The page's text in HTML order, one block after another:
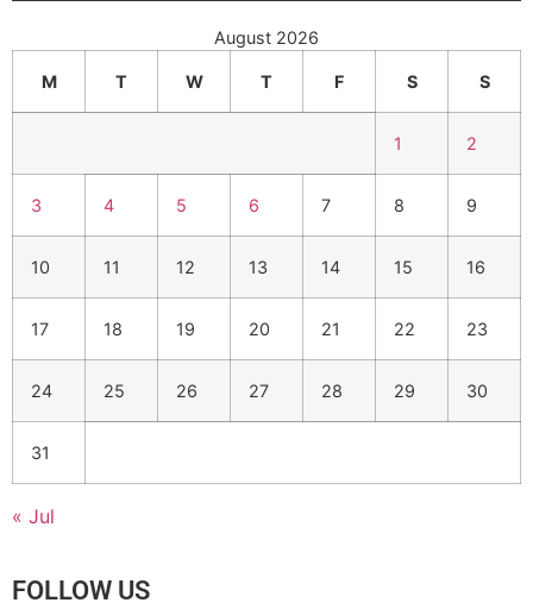
August 2026
M T W T F S S
1 2
3 4 5 6 7 8 9
10 11 12 13 14 15 16
17 18 19 20 21 22 23
24 25 26 27 28 29 30
31
« Jul
FOLLOW US